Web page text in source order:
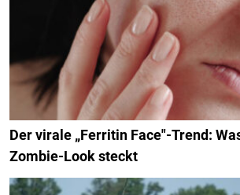
Der virale „Ferritin Face"-Trend:
Zombie-Look steckt